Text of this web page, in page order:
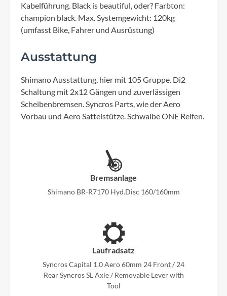
Kabelführung. Black is beautiful, oder? Farbton:
champion black. Max. Systemgewicht: 120kg
(umfasst Bike, Fahrer und Ausrüstung)
Ausstattung
Shimano Ausstattung, hier mit 105 Gruppe. Di2
Schaltung mit 2x12 Gängen und zuverlässigen
Scheibenbremsen. Syncros Parts, wie der Aero
Vorbau und Aero Sattelstütze. Schwalbe ONE Reifen.
Bremsanlage
Shimano BR-R7170 Hyd.Disc 160/160mm
Laufradsatz
Syncros Capital 1.0 Aero 60mm 24 Front / 24
Rear Syncros SL Axle / Removable Lever with
Tool